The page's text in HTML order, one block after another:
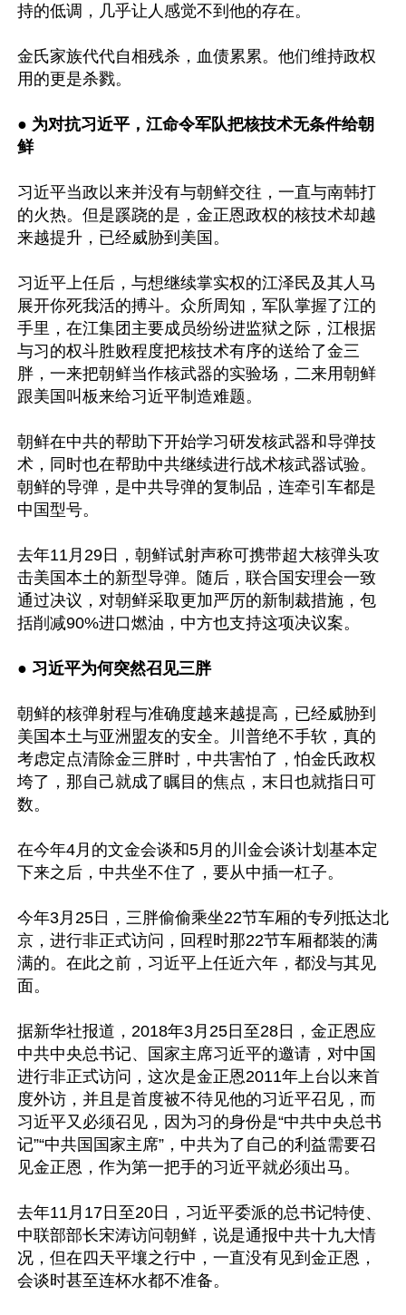
持的低调，几乎让人感觉不到他的存在。
金氏家族代代自相残杀，血债累累。他们维持政权
用的更是杀戮。
● 为对抗习近平，江命令军队把核技术无条件给朝
鲜
习近平当政以来并没有与朝鲜交往，一直与南韩打
的火热。但是蹊跷的是，金正恩政权的核技术却越
来越提升，已经威胁到美国。
习近平上任后，与想继续掌实权的江泽民及其人马
展开你死我活的搏斗。众所周知，军队掌握了江的
手里，在江集团主要成员纷纷进监狱之际，江根据
与习的权斗胜败程度把核技术有序的送给了金三
胖，一来把朝鲜当作核武器的实验场，二来用朝鲜
跟美国叫板来给习近平制造难题。
朝鲜在中共的帮助下开始学习研发核武器和导弹技
术，同时也在帮助中共继续进行战术核武器试验。
朝鲜的导弹，是中共导弹的复制品，连牵引车都是
中国型号。
去年11月29日，朝鲜试射声称可携带超大核弹头攻
击美国本土的新型导弹。随后，联合国安理会一致
通过决议，对朝鲜采取更加严厉的新制裁措施，包
括削减90%进口燃油，中方也支持这项决议案。
● 习近平为何突然召见三胖
朝鲜的核弹射程与准确度越来越提高，已经威胁到
美国本土与亚洲盟友的安全。川普绝不手软，真的
考虑定点清除金三胖时，中共害怕了，怕金氏政权
垮了，那自己就成了瞩目的焦点，末日也就指日可
数。
在今年4月的文金会谈和5月的川金会谈计划基本定
下来之后，中共坐不住了，要从中插一杠子。
今年3月25日，三胖偷偷乘坐22节车厢的专列抵达北
京，进行非正式访问，回程时那22节车厢都装的满
满的。在此之前，习近平上任近六年，都没与其见
面。
据新华社报道，2018年3月25日至28日，金正恩应
中共中央总书记、国家主席习近平的邀请，对中国
进行非正式访问，这次是金正恩2011年上台以来首
度外访，并且是首度被不待见他的习近平召见，而
习近平又必须召见，因为习的身份是“中共中央总书
记”“中共国国家主席”，中共为了自己的利益需要召
见金正恩，作为第一把手的习近平就必须出马。
去年11月17日至20日，习近平委派的总书记特使、
中联部部长宋涛访问朝鲜，说是通报中共十九大情
况，但在四天平壤之行中，一直没有见到金正恩，
会谈时甚至连杯水都不准备。